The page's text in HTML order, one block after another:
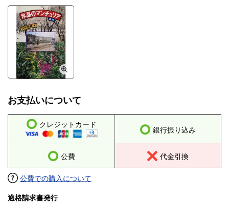
お支払いについて
クレジットカード
銀行振り込み
公費 代金引換
公費での購入について
適格請求書発行